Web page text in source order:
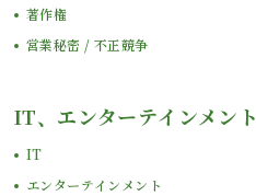
著作権
営業秘密 / 不正競争
IT、エンターテインメント
IT
エンターテインメント